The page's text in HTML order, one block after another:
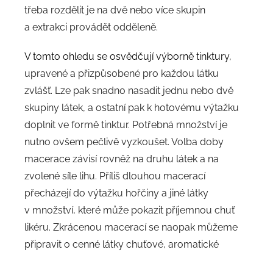
třeba rozdělit je na dvě nebo více skupin
a extrakci provádět odděleně.
V tomto ohledu se osvědčují výborně tinktury,
upravené a přizpůsobené pro každou látku
zvlášť. Lze pak snadno nasadit jednu nebo dvě
skupiny látek, a ostatní pak k hotovému výtažku
doplnit ve formě tinktur. Potřebná množství je
nutno ovšem pečlivě vyzkoušet. Volba doby
macerace závisí rovněž na druhu látek a na
zvolené síle lihu. Příliš dlouhou macerací
přecházejí do výtažku hořčiny a jiné látky
v množství, které může pokazit příjemnou chuť
likéru. Zkrácenou macerací se naopak můžeme
připravit o cenné látky chuťové, aromatické